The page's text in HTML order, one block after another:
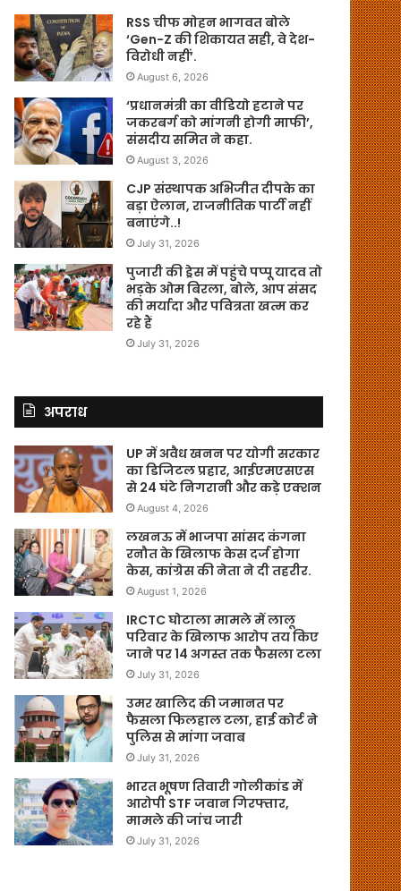
RSS चीफ मोहन भागवत बोले
‘Gen-Z की शिकायत सही, वे देश-
विरोधी नहीं’.
August 6, 2026
‘प्रधानमंत्री का वीडियो हटाने पर
जकरबर्ग को मांगनी होगी माफी’,
संसदीय समित ने कहा.
August 3, 2026
CJP संस्थापक अभिजीत दीपके का
बड़ा ऐलान, राजनीतिक पार्टी नहीं
बनाएंगे..!
July 31, 2026
पुजारी की ड्रेस में पहुंचे पप्पू यादव तो
भड़के ओम बिरला, बोले, आप संसद
की मर्यादा और पवित्रता खत्म कर
रहे हैं
July 31, 2026
अपराध
UP में अवैध खनन पर योगी सरकार
का डिजिटल प्रहार, आईएमएसएस
से 24 घंटे निगरानी और कड़े एक्शन
August 4, 2026
लखनऊ में भाजपा सांसद कंगना
रनौत के खिलाफ केस दर्ज होगा
केस, कांग्रेस की नेता ने दी तहरीर.
August 1, 2026
IRCTC घोटाला मामले में लालू
परिवार के खिलाफ आरोप तय किए
जाने पर 14 अगस्त तक फैसला टला
July 31, 2026
उमर खालिद की जमानत पर
फैसला फिलहाल टला, हाई कोर्ट ने
पुलिस से मांगा जवाब
July 31, 2026
भारत भूषण तिवारी गोलीकांड में
आरोपी STF जवान गिरफ्तार,
मामले की जांच जारी
July 31, 2026